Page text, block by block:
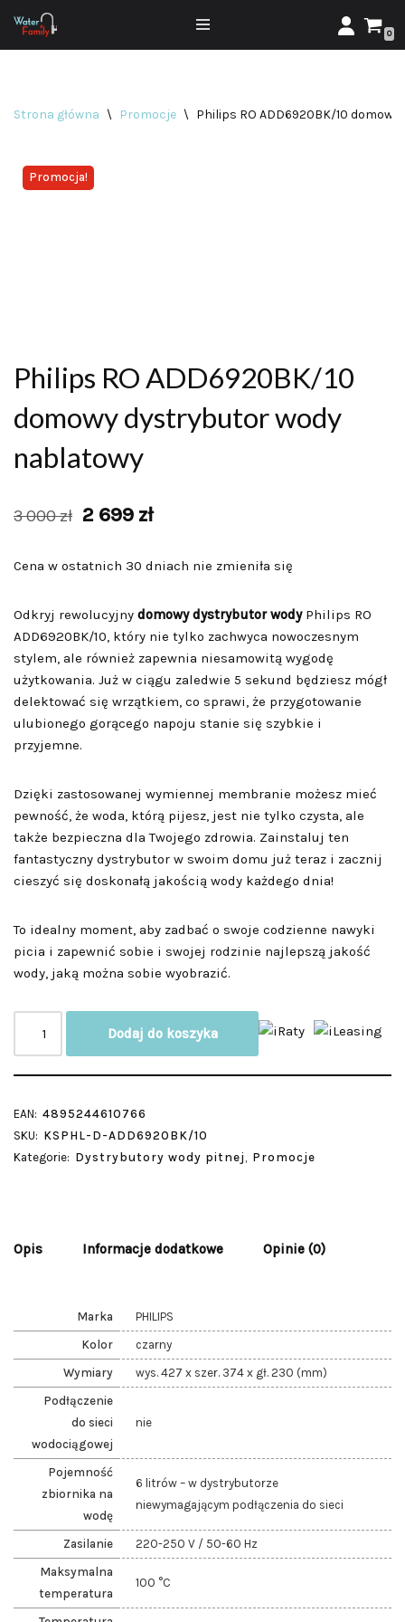
Przejdź
0
Strona główna \ Promocje \ Philips RO ADD6920BK/10
Promocja!
Philips RO ADD6920BK/10
domowy dystrybutor wody
nablatowy
3 000zł 2 699 zł
Cena w ostatnich 30 dniach nie zmieniła się
Odkryj rewolucyjny domowy dystrybutor wodyPhilips RO
ADD6920BK/10, który nie tylko zachwyca nowoczesnym
stylem, ale również zapewnia niesamowitą wygodę
użytkowania. Już w ciągu zaledwie 5 sekund będziesz mógł
delektować się wrzątkiem, co sprawi, że przygotowanie
ulubionego gorącego napoju stanie się szybkie i
przyjemne.
Dzięki zastosowanej wymiennej membranie możesz mieć
pewność, że woda, którą pijesz, jest nie tylko czysta, ale
także bezpieczna dla Twojego zdrowia. Zainstaluj ten
fantastyczny dystrybutor w swoim domu już teraz i zacznij
cieszyć się doskonałą jakością wody każdego dnia!
To idealny moment, aby zadbać o swoje codzienne nawyki
picia i zapewnić sobie i swojej rodzinie najlepszą jakość
wody, jaką można sobie wyobrazić.
Dodaj do koszyka
EAN: 4895244610766
SKU: KSPHL-D-ADD6920BK/10
Kategorie: Dystrybutory wody pitnej Promocje
Opis Informacje dodatkowe Opinie (0)
Marka PHILIPS
Kolor czarny
Wymiary wys. 427 x szer. 374 x gł. 230 (mm)
Podłączenie
do sieci
wodociągowej
nie
Pojemność
zbiornika na
wodę
6 litrów – w dystrybutorze
niewymagającym podłączenia do sieci
Zasilanie 220-250 V / 50-60 Hz
Maksymalna
temperatura
100 °C